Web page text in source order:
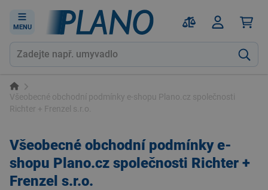
MENU
Všeobecné obchodní podmínky e-shopu Plano.cz společnosti
Richter + Frenzel s.r.o.
Všeobecné obchodní podmínky e-
shopu Plano.cz společnosti Richter +
Frenzel s.r.o.